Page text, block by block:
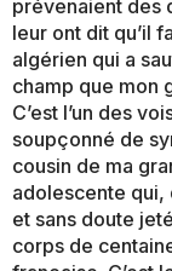
prévenaient des
leur ont dit qu’il
algérien qui a
champ que mon
C’est l’un des
soupçonné de
cousin de ma
adolescente qui,
et sans doute
corps de